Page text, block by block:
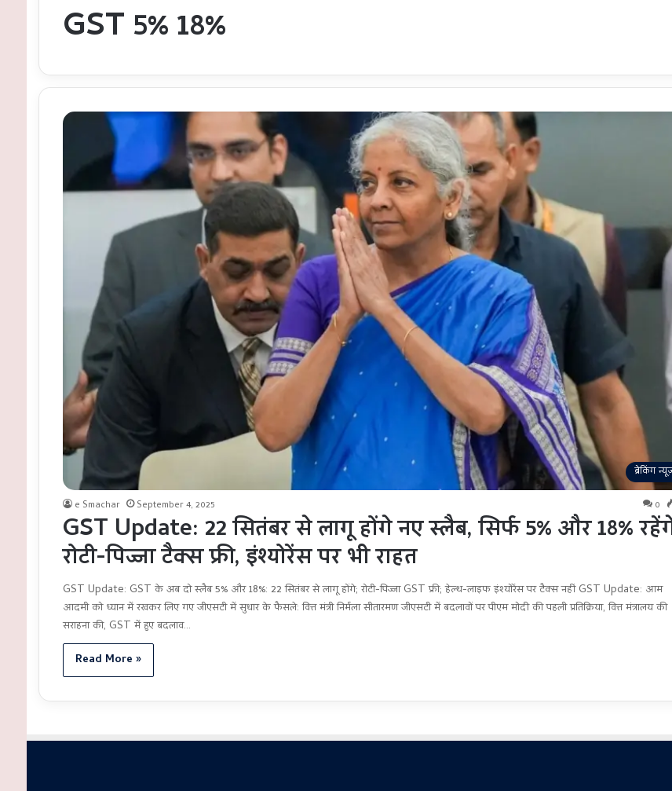
GST 5% 18%
ब्रेकिंग
e Smachar September 4, 2025 0
GST Update: 22 सितंबर से लागू होंगे नए स्लैब, सिर्फ 5% और 18%
रोटी-पिज्जा टैक्स फ्री, इंश्योरेंस पर भी राहत
GST Update: GST के अब दो स्लैब 5% और 18%: 22 सितंबर से लागू होंगे; रोटी-पिज्जा GST फ्री; हेल्थ-लाइफ इंश्योरेंस पर टैक्स नहीं GST Update: आम
आदमी को ध्यान में रखकर लिए गए जीएसटी में सुधार के फैसले: वित्त मंत्री निर्मला सीतारमण जीएसटी में बदलावों पर पीएम मोदी की पहली प्रतिक्रिया, वित्त मंत्रालय की
सराहना की, GST में हुए बदलाव…
Read More »